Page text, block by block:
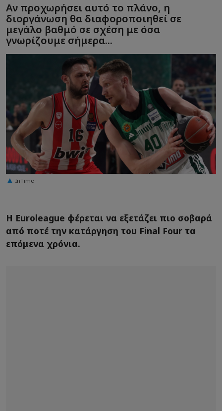
Αν προχωρήσει αυτό το πλάνο, η
διοργάνωση θα διαφοροποιηθεί σε
μεγάλο βαθμό σε σχέση με όσα
γνωρίζουμε σήμερα...
InTime
Η Euroleague φέρεται να εξετάζει πιο σοβαρά
από ποτέ την κατάργηση του Final Four τα
επόμενα χρόνια.